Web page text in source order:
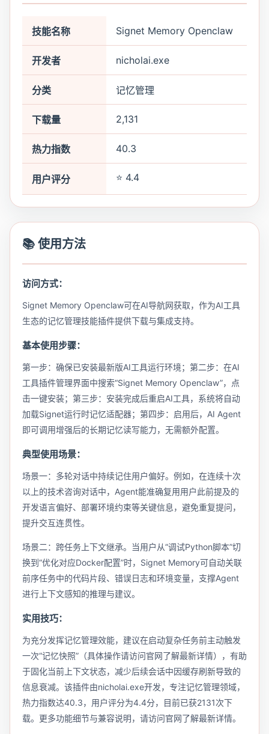
技能名称 Signet Memory Openclaw
开发者 nicholai.exe
分类 记忆管理
下载量 2,131
热力指数 40.3
用户评分 ⭐ 4.4
📚 使用方法
访问方式：
Signet Memory Openclaw可在AI导航网获取，作为AI工具
生态的记忆管理技能插件提供下载与集成支持。
基本使用步骤：
第一步：确保已安装最新版AI工具运行环境；第二步：在AI
工具插件管理界面中搜索“Signet Memory Openclaw”，点
击一键安装；第三步：安装完成后重启AI工具，系统将自动
加载Signet运行时记忆适配器；第四步：启用后，AI Agent
即可调用增强后的长期记忆读写能力，无需额外配置。
典型使用场景：
场景一：多轮对话中持续记住用户偏好。例如，在连续十次
以上的技术咨询对话中，Agent能准确复用用户此前提及的
开发语言偏好、部署环境约束等关键信息，避免重复提问，
提升交互连贯性。
场景二：跨任务上下文继承。当用户从“调试Python脚本”切
换到“优化对应Docker配置”时，Signet Memory可自动关联
前序任务中的代码片段、错误日志和环境变量，支撑Agent
进行上下文感知的推理与建议。
实用技巧：
为充分发挥记忆管理效能，建议在启动复杂任务前主动触发
一次“记忆快照”（具体操作请访问官网了解最新详情），有助
于固化当前上下文状态，减少后续会话中因缓存刷新导致的
信息衰减。该插件由nicholai.exe开发，专注记忆管理领域，
热力指数达40.3，用户评分为4.4分，目前已获2131次下
载。更多功能细节与兼容说明，请访问官网了解最新详情。